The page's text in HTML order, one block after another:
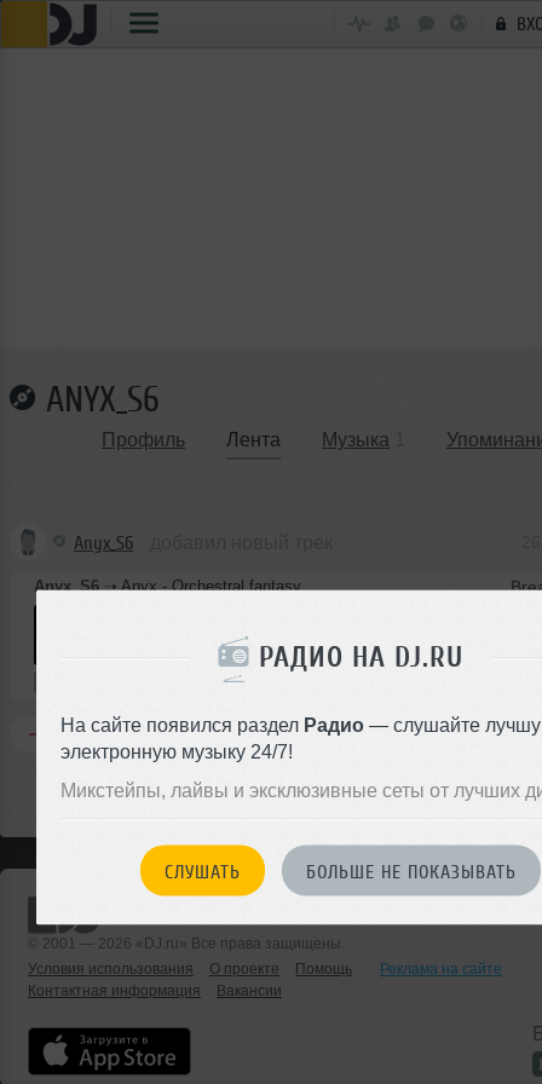
РАДИО НА DJ.RU
На сайте появился раздел Радио— слушайте
электронную музыку 24/7!
Микстейпы, лайвы и эксклюзивные сеты от лучших
СЛУШАТЬ БОЛЬШЕ НЕ ПОКАЗЫВАТЬ
ANYX_S6
Профиль Лента Музыка
Anyx_S6
Anyx_S6 ➝Anyx - Orchestral fantasy
25 раз 3.9 MB, 320
В плейлист
0 Комментировать Перепостить
© 2001 — 2026 «DJ.ru» Все права защищены.
Условия использования
О проекте Помощь
Реклама на сайте
Контактная информация
Вакансии